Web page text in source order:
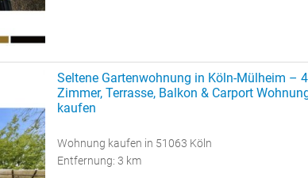
Seltene Gartenwohnung in Köln-Mülheim – 4
Zimmer, Terrasse, Balkon & Carport
kaufen
Wohnung kaufen in 51063 Köln
Entfernung: 3 km